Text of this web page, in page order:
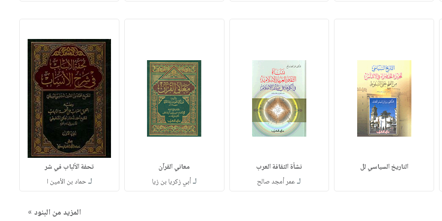
التاريخ السياسي لل نشأة الثقافة العرب
لـعمر أمجد صالح
معاني القرآن
لـأبي زكريا بن زيا
تحفة الألباب في شر
لـحماد بن الأمين ا
المزيد من البنود »